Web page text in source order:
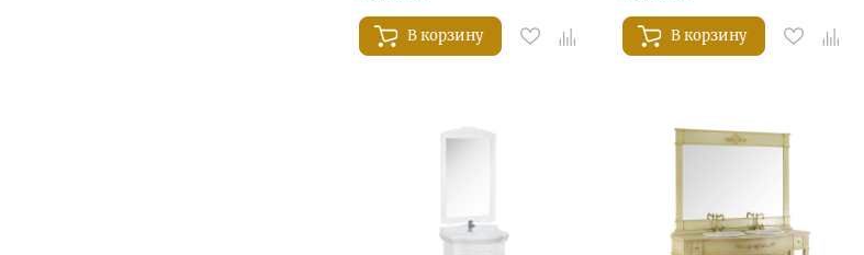
В корзину В корзину